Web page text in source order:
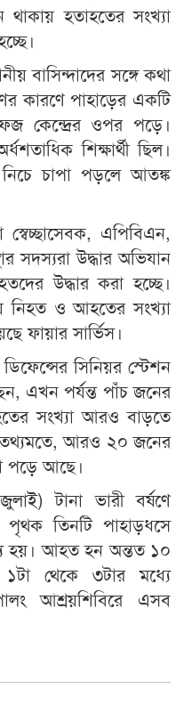
হতাহতের সংখ্যা
বাসিন্দাদের সঙ্গে কথা
কারণে পাহাড়ের একটি
কেন্দ্রের ওপর পড়ে।
শিক্ষার্থী ছিল।
নিচে চাপা পড়লে আতঙ্ক
স্বেচ্ছাসেবক, এপিবিএন,
সদস্যরা উদ্ধার অভিযান
উদ্ধার করা হচ্ছে।
নিহত ও আহতের সংখ্যা
ফায়ার সার্ভিস।
সিনিয়র স্টেশন
এখন পর্যন্ত পাঁচ জনের
সংখ্যা আরও বাড়তে
তথ্যমতে, আরও ২০ জনের
পড়ে আছে।
টানা ভারী বর্ষণে
পৃথক তিনটি পাহাড়ধসে
হয়। আহত হন অন্তত ১০
থেকে ৩টার মধ্যে
আশ্রয়শিবিরে এসব